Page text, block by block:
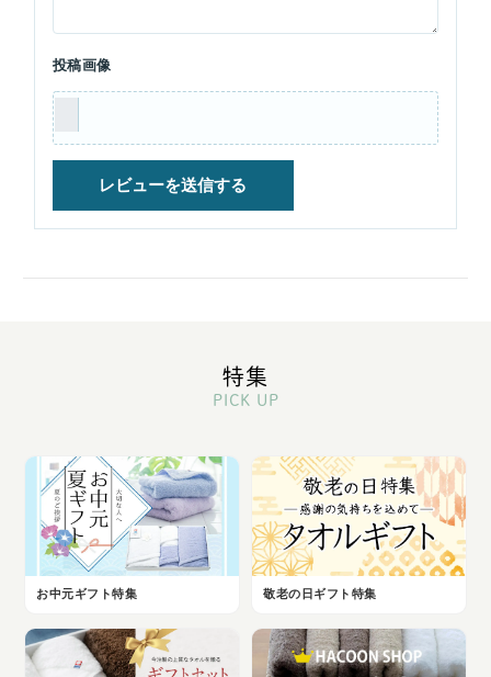
投稿画像
特集
PICK UP
お中元ギフト特集 敬老の日ギフト特集